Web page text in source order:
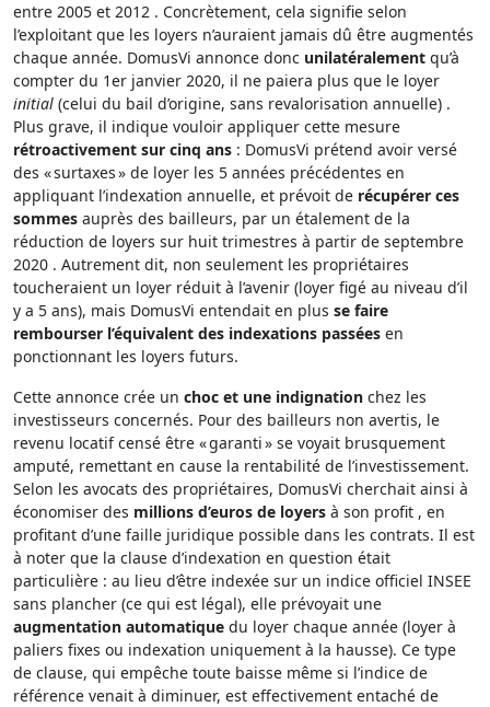
entre 2005 et 2012 . Concrètement, cela signifie selon
l’exploitant que les loyers n’auraient jamais dû être augmentés
chaque année. DomusVi annonce donc unilatéralement qu’à
compter du 1er janvier 2020, il ne paiera plus que le loyer
initial (celui du bail d’origine, sans revalorisation annuelle) .
Plus grave, il indique vouloir appliquer cette mesure
rétroactivement sur cinq ans : DomusVi prétend avoir versé
des « surtaxes » de loyer les 5 années précédentes en
appliquant l’indexation annuelle, et prévoit de récupérer ces
sommes auprès des bailleurs, par un étalement de la
réduction de loyers sur huit trimestres à partir de septembre
2020 . Autrement dit, non seulement les propriétaires
toucheraient un loyer réduit à l’avenir (loyer figé au niveau d’il
y a 5 ans), mais DomusVi entendait en plus se faire
rembourser l’équivalent des indexations passées en
ponctionnant les loyers futurs.
Cette annonce crée un choc et une indignation chez les
investisseurs concernés. Pour des bailleurs non avertis, le
revenu locatif censé être « garanti » se voyait brusquement
amputé, remettant en cause la rentabilité de l’investissement.
Selon les avocats des propriétaires, DomusVi cherchait ainsi à
économiser des millions d’euros de loyers à son profit , en
profitant d’une faille juridique possible dans les contrats. Il est
à noter que la clause d’indexation en question était
particulière : au lieu d’être indexée sur un indice officiel INSEE
sans plancher (ce qui est légal), elle prévoyait une
augmentation automatique du loyer chaque année (loyer à
paliers fixes ou indexation uniquement à la hausse). Ce type
de clause, qui empêche toute baisse même si l’indice de
référence venait à diminuer, est effectivement entaché de